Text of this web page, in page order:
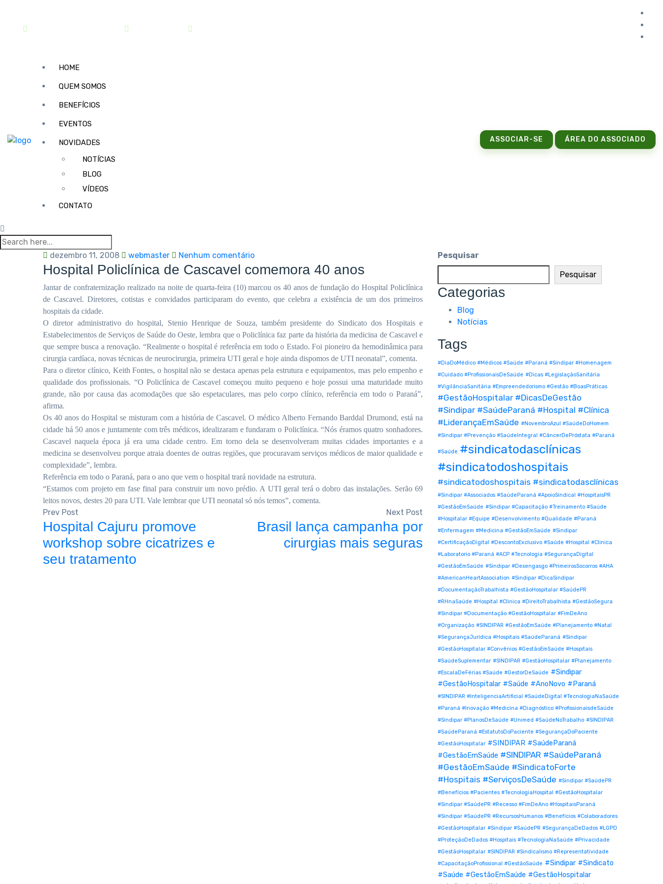
HOME
QUEM SOMOS
BENEFÍCIOS
EVENTOS
NOVIDADES
NOTÍCIAS
BLOG
VÍDEOS
CONTATO
ASSOCIAR-SE ÁREA DO ASSOCIADO
dezembro 11, 2008 webmaster Nenhum comentário
Hospital Policlínica de Cascavel comemora 40 anos
Jantar de confraternização realizado na noite de quarta-feira (10) marcou os 40 anos de fundação do Hospital Policlínica
de Cascavel. Diretores, cotistas e convidados participaram do evento, que celebra a existência de um dos primeiros
hospitais da cidade.
O diretor administrativo do hospital, Stenio Henrique de Souza, também presidente do Sindicato dos Hospitais e
Estabelecimentos de Serviços de Saúde do Oeste, lembra que o Policlínica faz parte da história da medicina de Cascavel e
que sempre busca a renovação. “Realmente o hospital é referência em todo o Estado. Foi pioneiro da hemodinâmica para
cirurgia cardíaca, novas técnicas de neurocirurgia, primeira UTI geral e hoje ainda dispomos de UTI neonatal”, comenta.
Para o diretor clínico, Keith Fontes, o hospital não se destaca apenas pela estrutura e equipamentos, mas pelo empenho e
qualidade dos profissionais. “O Policlínica de Cascavel começou muito pequeno e hoje possui uma maturidade muito
grande, não por causa das acomodações que são espetaculares, mas pelo corpo clínico, referência em todo o Paraná”,
afirma.
Os 40 anos do Hospital se misturam com a história de Cascavel. O médico Alberto Fernando Barddal Drumond, está na
cidade há 50 anos e juntamente com três médicos, idealizaram e fundaram o Policlínica. “Nós éramos quatro sonhadores.
Cascavel naquela época já era uma cidade centro. Em torno dela se desenvolveram muitas cidades importantes e a
medicina se desenvolveu porque atraia doentes de outras regiões, que procuravam serviços médicos de maior qualidade e
complexidade”, lembra.
Referência em todo o Paraná, para o ano que vem o hospital trará novidade na estrutura.
“Estamos com projeto em fase final para construir um novo prédio. A UTI geral terá o dobro das instalações. Serão 69
leitos novos, destes 20 para UTI. Vale lembrar que UTI neonatal só nós temos”, comenta.
Prev Post
Hospital Cajuru promove
workshop sobre cicatrizes e
seu tratamento
Next Post
Brasil lança campanha por
cirurgias mais seguras
Pesquisar
Pesquisar
Categorias
Blog
Notícias
Tags
#DiaDoMédico #Médicos #Saúde #Paraná #Sindipar #Homenagem
#Cuidado #ProfissionaisDeSaúde #Dicas #LegislaçãoSanitária
#VigilânciaSanitária #Empreendedorismo #Gestão #BoasPráticas
#GestãoHospitalar #DicasDeGestão
#Sindipar #SaúdeParaná #Hospital #Clínica
#LiderançaEmSaúde #NovembroAzul #SaúdeDoHomem
#Sindipar #Prevenção #SaúdeIntegral #CâncerDePróstata #Paraná
#Saúde #sindicatodasclínicas
#sindicatodoshospitais
#sindicatodoshospitais #sindicatodasclínicas
#Sindipar #Associados #SaúdeParaná #ApoioSindical #HospitaisPR
#GestãoEmSaúde #Sindipar #Capacitação #Treinamento #Saúde
#Hospitalar #Equipe #Desenvolvimento #Qualidade #Paraná
#Enfermagem #Medicina #GestãoEmSaúde #Sindipar
#CertificaçãoDigital #DescontoExclusivo #Saúde #Hospital #Clinica
#Laboratorio #Paraná #ACP #Tecnologia #SegurançaDigital
#GestãoEmSaúde #Sindipar #Desengasgo #PrimeirosSocorros #AHA
#AmericanHeartAssociation #Sindipar #DicaSindipar
#DocumentaçãoTrabalhista #GestãoHospitalar #SaúdePR
#RHnaSaúde #Hospital #Clinica #DireitoTrabalhista #GestãoSegura
#Sindipar #Documentação #GestãoHospitalar #FimDeAno
#Organização #SINDIPAR #GestãoEmSaúde #Planejamento #Natal
#SegurançaJurídica #Hospitais #SaúdeParaná #Sindipar
#GestãoHospitalar #Convênios #GestãoEmSaúde #Hospitais
#SaúdeSuplementar #SINDIPAR #GestãoHospitalar #Planejamento
#EscalaDeFérias #Saúde #GestorDeSaúde #Sindipar
#GestãoHospitalar #Saúde #AnoNovo #Paraná
#SINDIPAR #InteligenciaArtificial #SaúdeDigital #TecnologiaNaSaúde
#Paraná #Inovação #Medicina #Diagnóstico #ProfissionaisdeSaúde
#Sindipar #PlanosDeSaúde #Unimed #SaúdeNoTrabalho #SINDIPAR
#SaúdeParaná #EstatutoDoPaciente #SegurançaDoPaciente
#GestãoHospitalar #SINDIPAR #SaúdeParaná
#GestãoEmSaúde #SINDIPAR #SaúdeParaná
#GestãoEmSaúde #SindicatoForte
#Hospitais #ServiçosDeSaúde #Sindipar #SaúdePR
#Benefícios #Pacientes #TecnologiaHospital #GestãoHospitalar
#Sindipar #SaúdePR #Recesso #FimDeAno #HospitaisParaná
#Sindipar #SaúdePR #RecursosHumanos #Benefícios #Colaboradores
#GestãoHospitalar #Sindipar #SaúdePR #SegurançaDeDados #LGPD
#ProteçãoDeDados #Hospitais #TecnologiaNaSaúde #Privacidade
#GestãoHospitalar #SINDIPAR #Sindicalismo #Representatividade
#CapacitaçãoProfissional #GestãoSaúde #Sindipar #Sindicato
#Saúde #GestãoEmSaúde #GestãoHospitalar